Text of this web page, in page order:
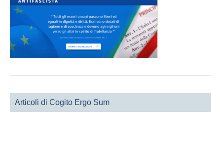
Articoli di Cogito Ergo Sum